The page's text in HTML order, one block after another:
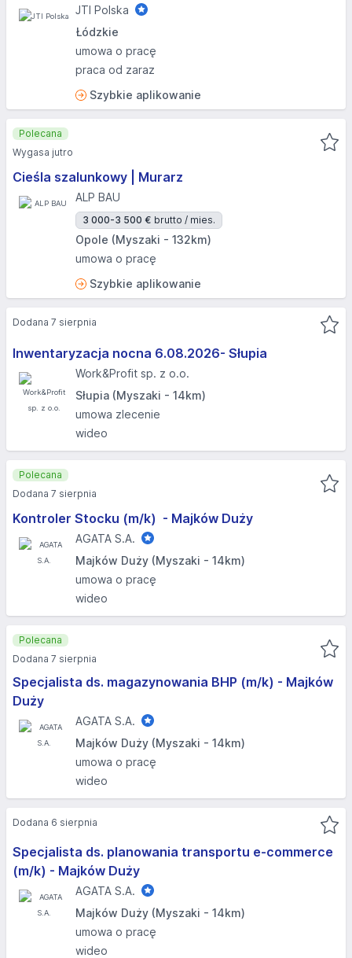
JTI Polska
Łódzkie
umowa o pracę
praca od zaraz
Szybkie aplikowanie
Cieśla szalunkowy | Murarz
ALP BAU
3 000-3 500 € brutto / mies.
Opole (Myszaki - 132km)
umowa o pracę
Szybkie aplikowanie
Polecana
Wygasa jutro
Inwentaryzacja nocna 6.08.2026- Słupia
Work&Profit sp. z o.o.
Słupia (Myszaki - 14km)
umowa zlecenie
wideo
Dodana 7 sierpnia
Kontroler Stocku (m/k) ​ - Majków Duży
AGATA S.A.
Majków Duży (Myszaki - 14km)
umowa o pracę
wideo
Polecana
Dodana 7 sierpnia
Specjalista ds. magazynowania BHP (m/k) - Majków
Duży
AGATA S.A.
Majków Duży (Myszaki - 14km)
umowa o pracę
wideo
Polecana
Dodana 7 sierpnia
Specjalista ds. planowania transportu e-commerce
(m/k) - Majków Duży
AGATA S.A.
Majków Duży (Myszaki - 14km)
umowa o pracę
wideo
Dodana 6 sierpnia